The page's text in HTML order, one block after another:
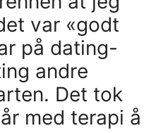
var «godt
på dating-
andre
Det tok
med terapi å